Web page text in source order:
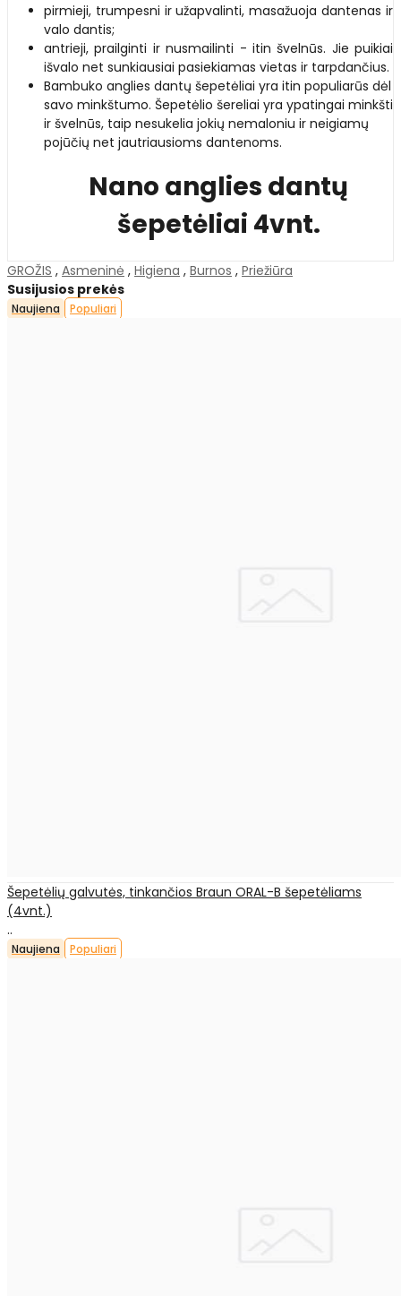
pirmieji, trumpesni ir užapvalinti, masažuoja dantenas ir
valo dantis;
antrieji, prailginti ir nusmailinti - itin švelnūs. Jie puikiai
išvalo net sunkiausiai pasiekiamas vietas ir tarpdančius.
Bambuko anglies dantų šepetėliai yra itin populiarūs dėl
savo minkštumo. Šepetėlio šereliai yra ypatingai minkšti
ir švelnūs, taip nesukelia jokių nemaloniu ir neigiamų
pojūčių net jautriausioms dantenoms.
Nano anglies dantų
šepetėliai 4vnt.
GROŽIS , Asmeninė , Higiena , Burnos , Priežiūra
Susijusios prekės
Naujiena Populiari
Šepetėlių galvutės, tinkančios Braun ORAL-B šepetėliams
(4vnt.)
..
Naujiena Populiari